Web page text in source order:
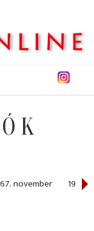
november 1967.